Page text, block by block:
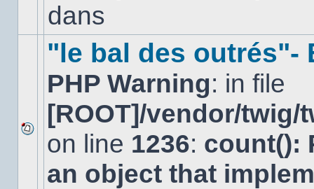
dansdans
Aucun
nouveau
message
non-
"le bal des outrés"-
PHP Warning: in file
[ROOT]/vendor/
on line 1236: count():
an object that